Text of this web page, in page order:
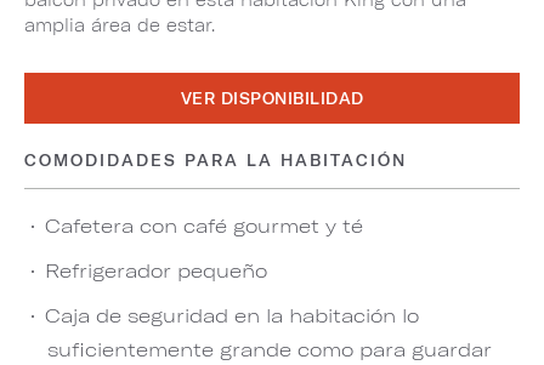
amplia área de estar.
VER DISPONIBILIDAD
COMODIDADES PARA LA HABITACIÓN
Cafetera con café gourmet y té
Refrigerador pequeño
Caja de seguridad en la habitación lo
suficientemente grande como para guardar